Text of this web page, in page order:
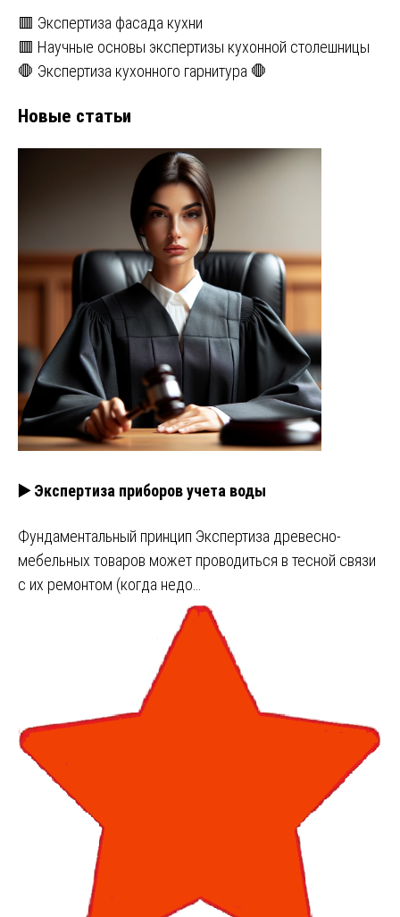
🟥 Экспертиза фасада кухни
🟥 Научные основы экспертизы кухонной столешницы
🛑 Экспертиза кухонного гарнитура 🛑
Новые статьи
▶️ Экспертиза приборов учета воды
Фундаментальный принцип Экспертиза древесно-
мебельных товаров может проводиться в тесной связи
с их ремонтом (когда недо…